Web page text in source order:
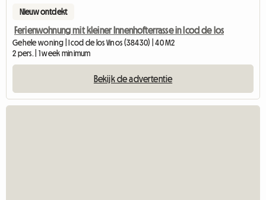
Nieuw ontdekt
Ferienwohnung mit kleiner Innenhofterrasse in Icod de los
Gehele woning | Icod de los Vinos (38430) | 40 M2
2 pers. | 1 week minimum
Bekijk de advertentie